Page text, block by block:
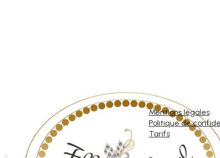
Mentions légales
Politique de
Tarifs